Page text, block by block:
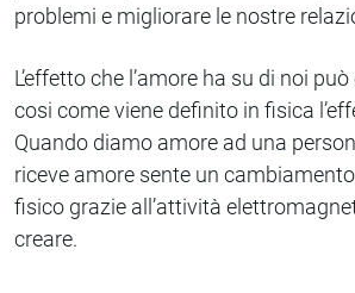
problemi e migliorare le nostre
L’effetto che l’amore ha su di noi
cosi come viene definito in fisica
Quando diamo amore ad una
riceve amore sente un
fisico grazie all’attività
creare.